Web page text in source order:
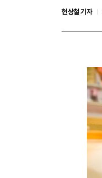
현상철 기자